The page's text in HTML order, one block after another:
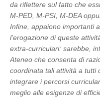
da riflettere sul fatto che
M-PED, M-PSI, M-DEA
Infine, appaiono importanti
l’erogazione di queste
extra-curriculari: sarebbe,
Ateneo che consenta di
coordinata tali attività a tutti
integrare i percorsi
meglio alle esigenze di